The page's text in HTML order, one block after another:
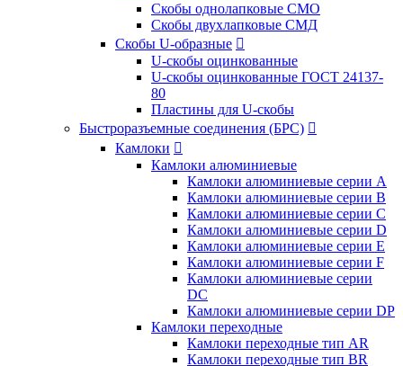
Скобы однолапковые СМО
Скобы двухлапковые СМД
Скобы U-образные 
U-скобы оцинкованные
U-скобы оцинкованные ГОСТ 24137-
80
Пластины для U-скобы
Быстроразъемные соединения (БРС) 
Камлоки 
Камлоки алюминиевые
Камлоки алюминиевые серии А
Камлоки алюминиевые серии B
Камлоки алюминиевые серии C
Камлоки алюминиевые серии D
Камлоки алюминиевые серии E
Камлоки алюминиевые серии F
Камлоки алюминиевые серии
DC
Камлоки алюминиевые серии DP
Камлоки переходные
Камлоки переходные тип AR
Камлоки переходные тип BR